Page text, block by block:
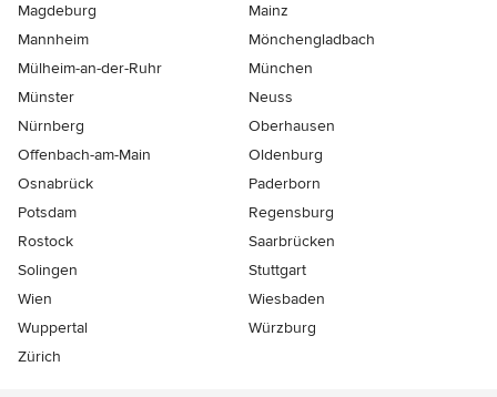
Magdeburg
Mainz
Mannheim
Mönchen­gladbach
Mülheim-an-der-Ruhr
München
Münster
Neuss
Nürnberg
Oberhausen
Offenbach-am-Main
Oldenburg
Osnabrück
Paderborn
Potsdam
Regensburg
Rostock
Saarbrücken
Solingen
Stuttgart
Wien
Wiesbaden
Wuppertal
Würzburg
Zürich